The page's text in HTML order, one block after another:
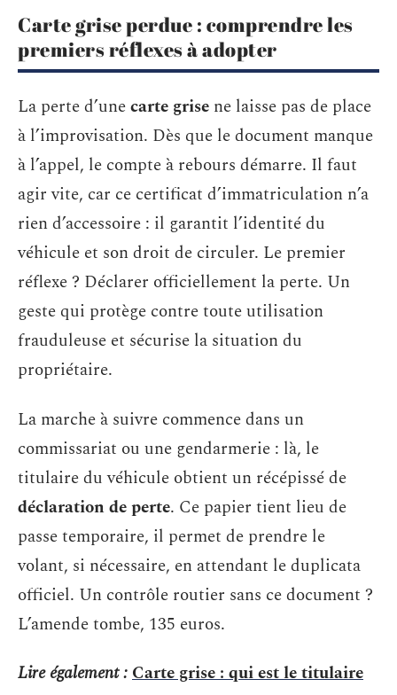
Carte grise perdue : comprendre les
premiers réflexes à adopter
La perte d’unecarte grise ne laisse pas de place
à l’improvisation. Dès que le document manque
à l’appel, le compte à rebours démarre. Il faut
agir vite, car ce certificat d’immatriculation n’a
rien d’accessoire : il garantit l’identité du
véhicule et son droit de circuler. Le premier
réflexe ? Déclarer officiellement la perte. Un
geste qui protège contre toute utilisation
frauduleuse et sécurise la situation du
propriétaire.
La marche à suivre commence dans un
commissariat ou une gendarmerie : là, le
titulaire du véhicule obtient un récépissé de
déclaration de perte. Ce papier tient lieu de
passe temporaire, il permet de prendre le
volant, si nécessaire, en attendant le duplicata
officiel. Un contrôle routier sans ce document ?
L’amende tombe, 135 euros.
Lire également :Carte grise : qui est le titulaire